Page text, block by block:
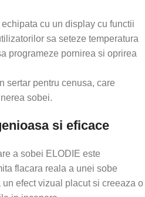
cu un display cu functii
sa seteze temperatura
programeze pornirea si oprirea
sertar pentru cenusa, care
sobei.
si eficace
a sobei ELODIE este
flacara reala a unei sobe
efect vizual placut si creeaza o